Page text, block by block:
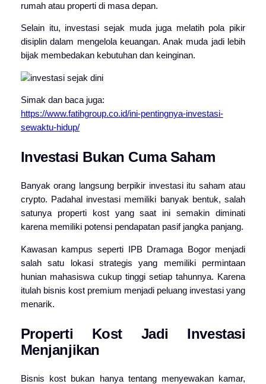
rumah atau properti di masa depan.
Selain itu, investasi sejak muda juga melatih pola pikir
disiplin dalam mengelola keuangan. Anak muda jadi lebih
bijak membedakan kebutuhan dan keinginan.
Simak dan baca juga:
https://www.fatihgroup.co.id/ini-pentingnya-investasi-
sewaktu-hidup/
Investasi Bukan Cuma Saham
Banyak orang langsung berpikir investasi itu saham atau
crypto. Padahal investasi memiliki banyak bentuk, salah
satunya properti kost yang saat ini semakin diminati
karena memiliki potensi pendapatan pasif jangka panjang.
Kawasan kampus seperti IPB Dramaga Bogor menjadi
salah satu lokasi strategis yang memiliki permintaan
hunian mahasiswa cukup tinggi setiap tahunnya. Karena
itulah bisnis kost premium menjadi peluang investasi yang
menarik.
Properti Kost Jadi Investasi
Menjanjikan
Bisnis kost bukan hanya tentang menyewakan kamar,